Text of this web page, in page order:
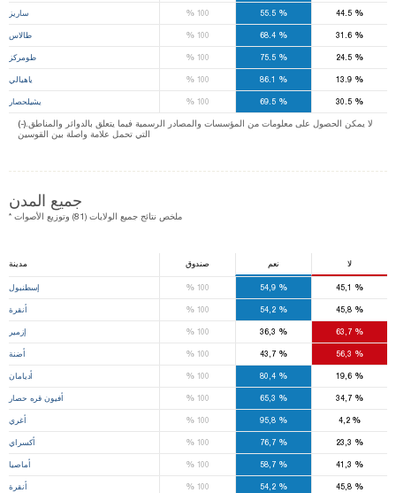
ساريز %100 %
55.5 %
44.5
طالاس %100 %
68.4 %
31.6
طومركز %100 %
75.5 %
24.5
ياهيالي %100 % %
13.9
يشيلحصار %100 %
69.5 %
30.5
(-).لا يمكن الحصول على معلومات من المؤسسات والمصادر الرسمية فيما يتعلق بالدوائر والمناطق
التي تحمل علامة واصلة بين القوسين
جميع المدن
* ملخص نتائج جميع الولايات (81) وتوزيع الأصوات
مدينة صندوق نعم لا
إسطنبول %100 %
54,9 %
أنقرة %100 %
54,2 %
45,8
إزمير %100 % %
63,7
أضنة %100 %
43,7 %
أديامان %100 %
80,4 %
19,6
أفيون قره حصار %100 % %
34,7
أغري %100 %
95,8 %
4,2
أكسراي %100 %
76,7 %
أماصيا %100 %
58,7 %
أنقرة %100 %
54,2 %
45,8